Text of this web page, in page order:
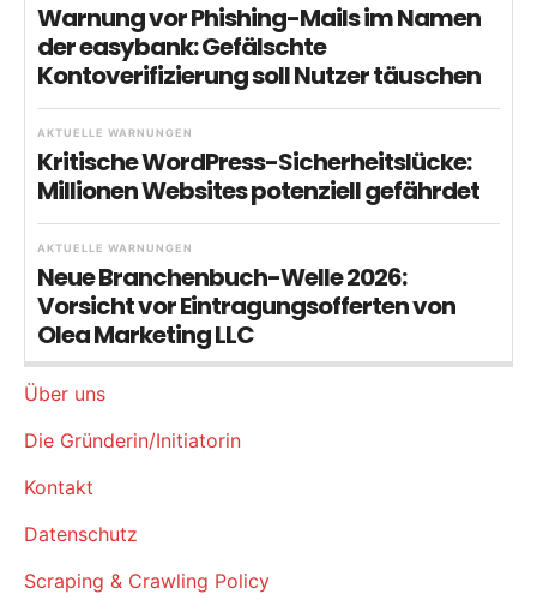
Warnung vor Phishing-Mails im Namen
der easybank: Gefälschte
Kontoverifizierung soll Nutzer täuschen
AKTUELLE WARNUNGEN
Kritische WordPress-Sicherheitslücke:
Millionen Websites potenziell gefährdet
AKTUELLE WARNUNGEN
Neue Branchenbuch-Welle 2026:
Vorsicht vor Eintragungsofferten von
Olea Marketing LLC
Über uns
Die Gründerin/Initiatorin
Kontakt
Datenschutz
Scraping & Crawling Policy